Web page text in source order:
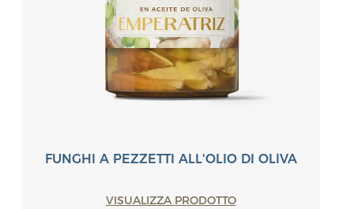
FUNGHI A PEZZETTI ALL'OLIO DI OLIVA
VISUALIZZA PRODOTTO